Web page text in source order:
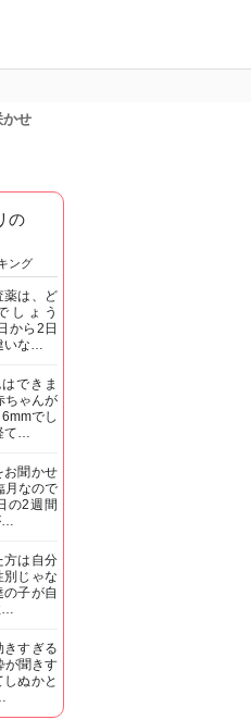
かせ
の
ング
薬は、ど
しょう
から2日
いな…
できま
ちゃんが
でし
て…
お聞かせ
月なので
の2週間
…
方は自分
じゃな
子が自
…
すぎる
が聞きす
ぬかと